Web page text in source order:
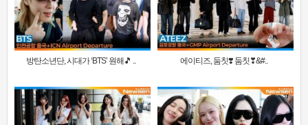
방탄소년단, 시대가 ‘BTS’ 원해🎵 .. 에이티즈, 둠칫❣️ 둠칫❣&#..